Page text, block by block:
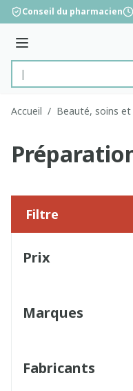
Aller au contenu
Conseil du pharmacien
Menu
Rechercher
Accueil / Beauté, soins et
Filtre
Prix
Marques
Fabricants